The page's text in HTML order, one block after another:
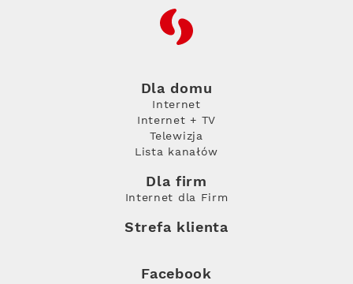
RFC
Dla domu
Internet
Internet + TV
Telewizja
Lista kanałów
Dla firm
Internet dla Firm
Strefa klienta
Facebook